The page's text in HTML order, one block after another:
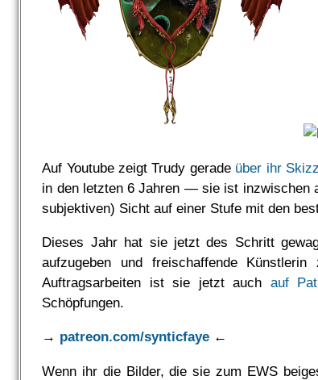
Auf Youtube zeigt Trudy gerade über ihr
in den letzten 6 Jahren — sie ist inzwischen
subjektiven) Sicht auf einer Stufe mit den
Dieses Jahr hat sie jetzt des Schritt
aufzugeben und freischaffende
Auftragsarbeiten ist sie jetzt auch auf
Schöpfungen.
→ patreon.com/synticfaye ←
Wenn ihr die Bilder, die sie zum EWS